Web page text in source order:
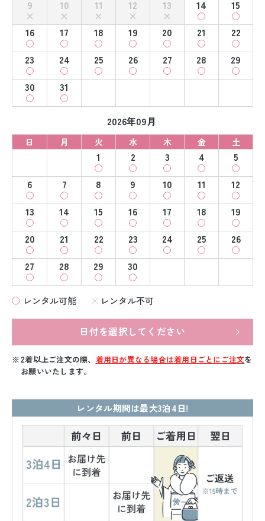
9
10 11 12 13 14
15
16
17 18 19 20 21
22
23
24 25 26 27 28
29
30
31
2026年09月
日 月 火 水 木 金 土
1 2 3 4
5
6
7 8 9 10 11
12
13
14 15 16 17 18
19
20
21 22 23 24 25
26
27
28 29 30
レンタル可能 レンタル不可
日付を選択してください
2着以上ご注文の際、 着用日が異なる場合は着用日ごとにご注文を
お願いいたします。
レンタル期間は最大3泊4日!